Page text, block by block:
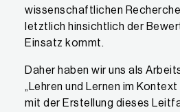
wissenschaftlichen
letztlich hinsichtlich der
Einsatz kommt.
Daher haben wir uns als
„Lehren und Lernen im
mit der Erstellung dieses